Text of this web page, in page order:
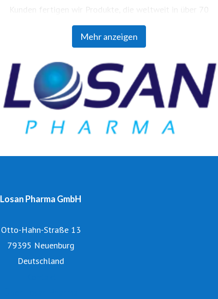
Mehr anzeigen
Kunden fertigen wir Produkte, die weltweit in über 70
Ländern vertrieben werden. Mit unserer Auftragsanalytik
unterstützen wir Pharmaunternehmen jeder Größe bei
hin zur Methodenentwicklung und -validierung.
Losan Pharma GmbH
Otto-Hahn-Straße 13
79395 Neuenburg
Deutschland